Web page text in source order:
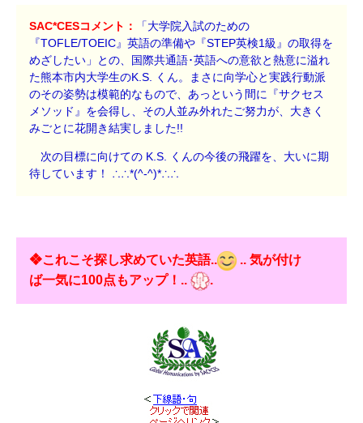
SAC*CESコメント：
「大学院入試のための
『TOFLE/TOEIC』英語の準備や『STEP英検1級』の取得を
めざしたい」との、国際共通語･英語への意欲と熱意に溢れ
た熊本市内大学生のK.S. くん。まさに向学心と実践行動派
のその姿勢は模範的なもので、あっという間に『サクセス
メソッド』を会得し、その人並み外れたご努力が、大きく
みごとに花開き結実しました!!
次の目標に向けての K.S. くんの今後の飛躍を、大いに期
待しています！ ∴∴*(^-^)*∴∴
❖これこそ探し求めていた英語..
.. 気が付け
ば一気に100点もアップ！..
.